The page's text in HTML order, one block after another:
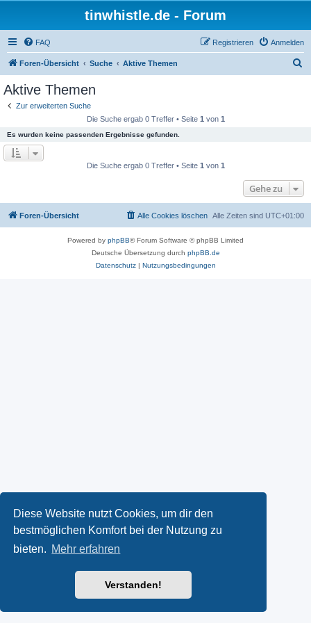
Diese Website nutzt Cookies, um dir den
bestmöglichen Komfort bei der Nutzung zu
bieten. Mehr erfahren
Verstanden!
tinwhistle.de - Forum
FAQ Anmelden
Registrieren
Foren-Übersicht Suche Aktive Themen
Aktive Themen
Zur erweiterten Suche
Die Suche ergab 0 Treffer • Seite 1 von 1
Es wurden keine passenden Ergebnisse gefunden.
Die Suche ergab 0 Treffer • Seite 1 von 1
Gehe zu
Foren-Übersicht Alle Zeiten sind UTC+01:00
Alle Cookies löschen
Powered by phpBB® Forum Software © phpBB Limited
Deutsche Übersetzung durch phpBB.de
Datenschutz| Nutzungsbedingungen